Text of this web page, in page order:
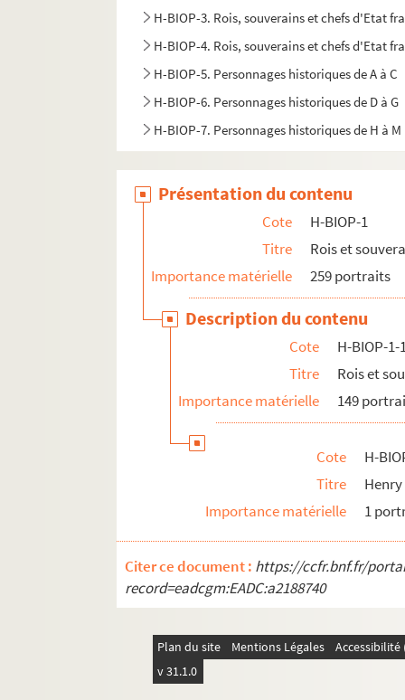
H-BIOP-3. Rois, souverains et chefs d'Etat
H-BIOP-4. Rois, souverains et chefs d'Etat
H-BIOP-5. Personnages historiques de A à C
H-BIOP-6. Personnages historiques de D à G
H-BIOP-7. Personnages historiques de H à M
H-BIOP-9. Portraits de personnages du
Présentation du contenu
Cote
H-BIOP-1
Titre
Rois et
Importance matérielle
259 portraits
Description du contenu
Cote
H-BIOP-1-
Titre
Rois et
Importance matérielle
149
Cote
H-
Titre
Henry
Importance matérielle
1
Citer ce document : https://ccfr.bnf.fr/
record=eadcgm:EADC:a2188740
Plan du site Mentions Légales
v 31.1.0